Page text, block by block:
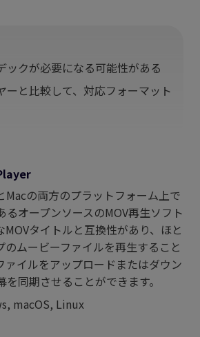
ックが必要になる可能性がある
ーと比較して、対応フォーマット
Macの両方のプラットフォーム上で
るオープンソースのMOV再生ソフト
MOVタイトルと互換性があり、ほと
のムービーファイルを再生すること
ァイルをアップロードまたはダウン
同期させることができます。
macOS, Linux